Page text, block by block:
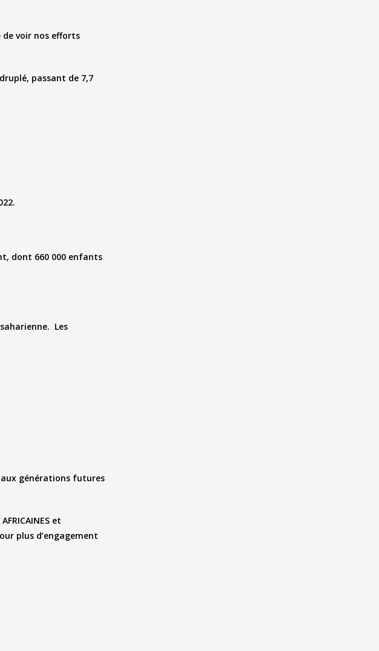
de voir nos efforts
passant de 7,7
dont 660 000 enfants
Les
aux générations futures
et
plus d’engagement